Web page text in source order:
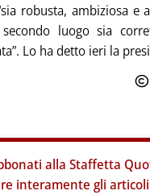
robusta, ambiziosa e
luogo sia
Lo ha detto ieri la
alla Staffetta
interamente gli